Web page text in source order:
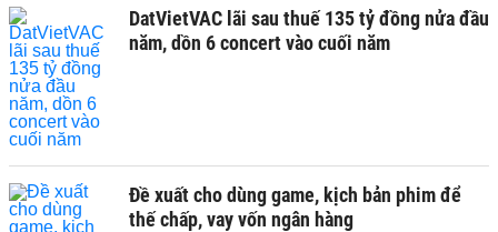
DatVietVAC lãi sau thuế 135 tỷ đồng nửa đầu
năm, dồn 6 concert vào cuối năm
Đề xuất cho dùng game, kịch bản phim để
thế chấp, vay vốn ngân hàng